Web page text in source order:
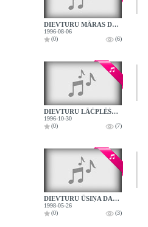
DIEVTURU MĀRAS DAUDZINĀJUMS
1996-08-06
(0)
(6)
DIEVTURU LĀČPLĒŠA DIENA, MĀRTIŅDIENA
1996-10-30
(0)
(7)
DIEVTURU ŪSIŅA DAUDZINĀJUMS - DOBELES " PUDURIS "
1998-05-26
(0)
(3)